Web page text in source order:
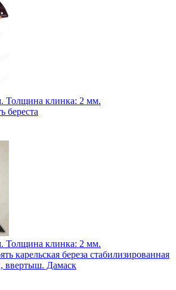
Толщина клинка: 2 мм.
береста
Толщина клинка: 2 мм.
карельская береза стабилизированная
ввертыш. Дамаск